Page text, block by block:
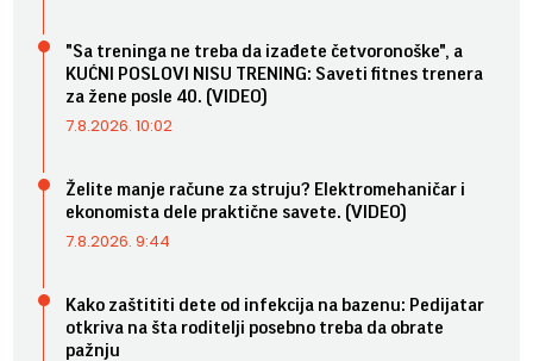
"Sa treninga ne treba da izađete četvoronoške", a
KUĆNI POSLOVI NISU TRENING: Saveti fitnes trenera
za žene posle 40. (VIDEO)
7.8.2026. 10:02
Želite manje račune za struju? Elektromehaničar i
ekonomista dele praktične savete. (VIDEO)
7.8.2026. 9:44
Kako zaštititi dete od infekcija na bazenu: Pedijatar
otkriva na šta roditelji posebno treba da obrate
pažnju